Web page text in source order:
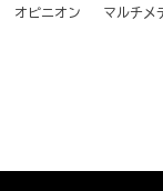
オピニオン マルチメ